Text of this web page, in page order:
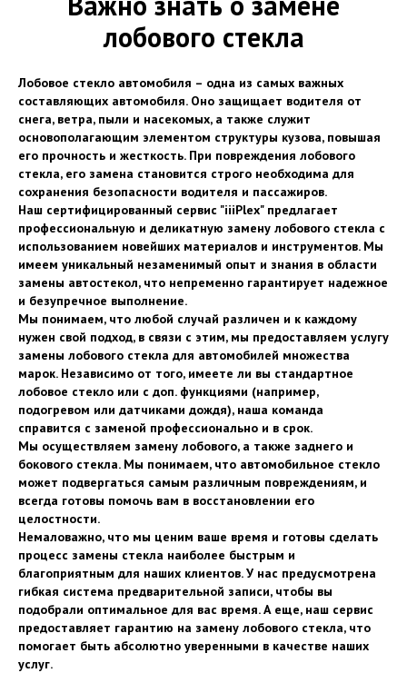
лобового стекла
Лобовое стекло автомобиля – одна из самых важных
составляющих автомобиля. Оно защищает водителя от
снега, ветра, пыли и насекомых, а также служит
основополагающим элементом структуры кузова, повышая
его прочность и жесткость. При повреждения лобового
стекла, его замена становится строго необходима для
сохранения безопасности водителя и пассажиров.
Наш сертифицированный сервис "iiiPlex" предлагает
профессиональную и деликатную замену лобового стекла с
использованием новейших материалов и инструментов. Мы
имеем уникальный незаменимый опыт и знания в области
замены автостекол, что непременно гарантирует надежное
и безупречное выполнение.
Мы понимаем, что любой случай различен и к каждому
нужен свой подход, в связи с этим, мы предоставляем услугу
замены лобового стекла для автомобилей множества
марок. Независимо от того, имеете ли вы стандартное
лобовое стекло или с доп. функциями (например,
подогревом или датчиками дождя), наша команда
справится с заменой профессионально и в срок.
Мы осуществляем замену лобового, а также заднего и
бокового стекла. Мы понимаем, что автомобильное стекло
может подвергаться самым различным повреждениям, и
всегда готовы помочь вам в восстановлении его
целостности.
Немаловажно, что мы ценим ваше время и готовы сделать
процесс замены стекла наиболее быстрым и
благоприятным для наших клиентов. У нас предусмотрена
гибкая система предварительной записи, чтобы вы
подобрали оптимальное для вас время. А еще, наш сервис
предоставляет гарантию на замену лобового стекла, что
помогает быть абсолютно уверенными в качестве наших
услуг.